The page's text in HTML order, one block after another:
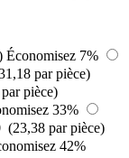
Économisez 7%
par pièce)
pièce)
33%
(23,38 par pièce)
42%